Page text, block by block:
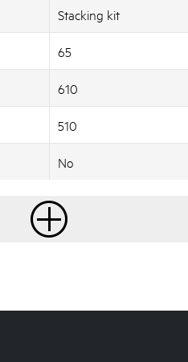
Stacking kit
65
610
510
No